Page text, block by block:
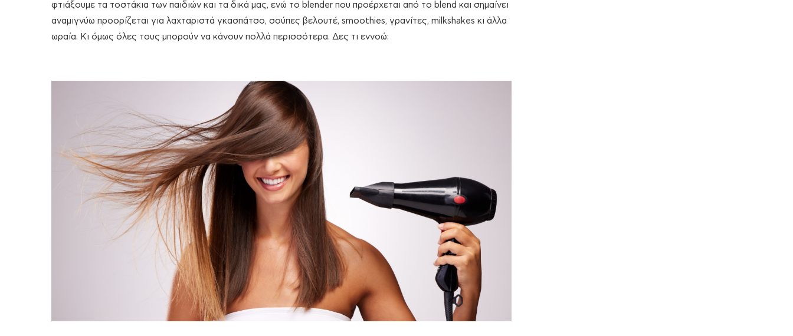
φτιάξουμε τα τοστάκια των παιδιών και τα δικά μας, ενώ το blender που προέρχεται από το blend και σημαίνει
αναμιγνύω προορίζεται για λαχταριστά γκασπάτσο, σούπες βελουτέ, smoothies, γρανίτες, milkshakes κι άλλα
ωραία. Κι όμως όλες τους μπορούν να κάνουν πολλά περισσότερα. Δες τι εννοώ: